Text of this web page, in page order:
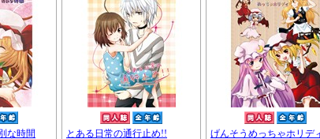
な時間
とある日常の通行止め!!
げんそうめっちゃホリデ